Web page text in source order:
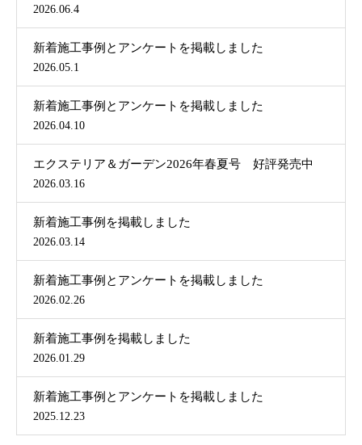
2026.06.4
新着施工事例とアンケートを掲載しました
2026.05.1
新着施工事例とアンケートを掲載しました
2026.04.10
エクステリア＆ガーデン2026年春夏号 好評発売中
2026.03.16
新着施工事例を掲載しました
2026.03.14
新着施工事例とアンケートを掲載しました
2026.02.26
新着施工事例を掲載しました
2026.01.29
新着施工事例とアンケートを掲載しました
2025.12.23